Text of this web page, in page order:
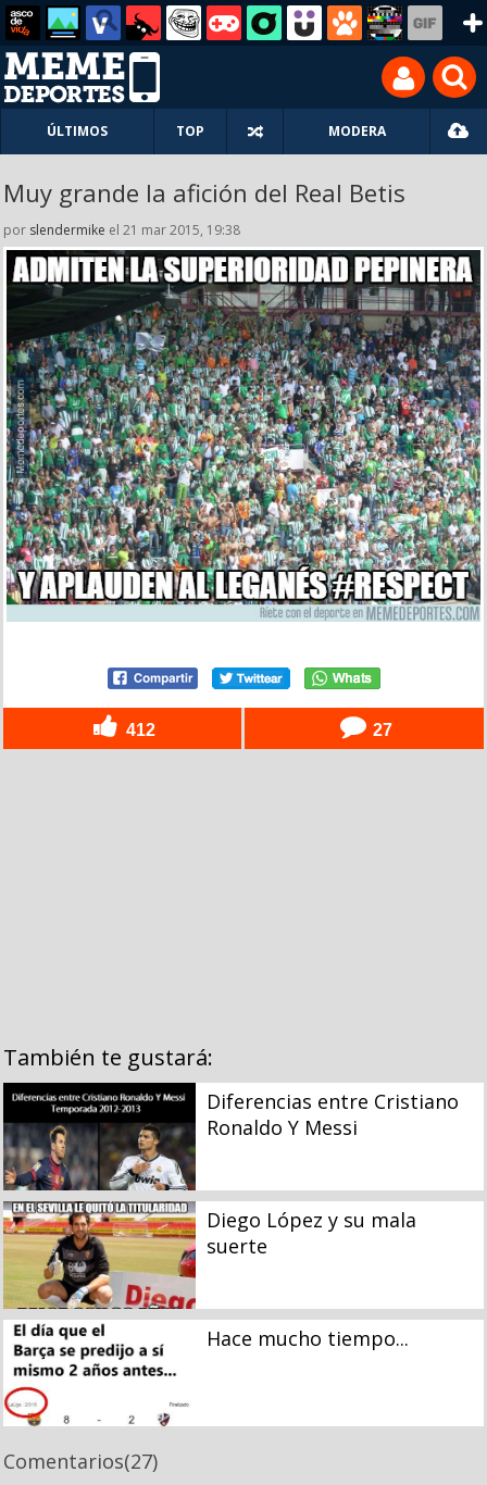
ÚLTIMOS TOP MODERA
Muy grande la afición del Real Betis
por slendermike el 21 mar 2015, 19:38
412 27
También te gustará:
Diferencias entre Cristiano
Ronaldo Y Messi
Diego López y su mala
suerte
Hace mucho tiempo...
Comentarios(27)